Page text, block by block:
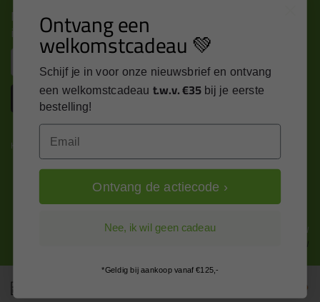
Nieuws, tips en exclusieve deals rechtstreeks in je
inbox
Inschrijven
Kitcentrum is trots op:
Alle prijzen zijn in EURO en excl. 21% BTW
wijzig naar incl. BTW
Ontvang een
welkomstcadeau 💚
Schijf je in voor onze nieuwsbrief en ontvang
een welkomstcadeau t.w.v. €35 bij je eerste
bestelling!
Email
Ontvang de actiecode ›
Nee, ik wil geen cadeau
*Geldig bij aankoop vanaf €125,-